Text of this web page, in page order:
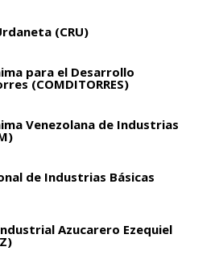
(CRU)
para el Desarrollo
(COMDITORRES)
Venezolana de Industrias
de Industrias Básicas
Azucarero Ezequiel